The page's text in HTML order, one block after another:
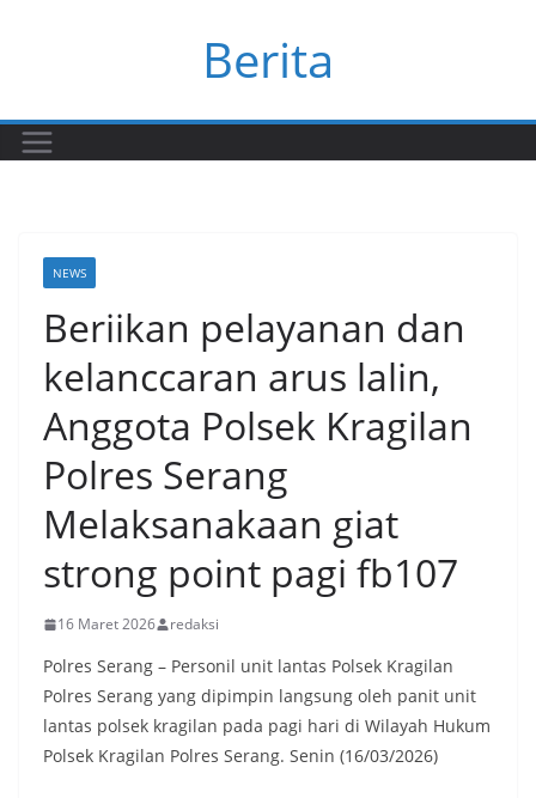
Berita
NEWS
Beriikan pelayanan dan
kelanccaran arus lalin,
Anggota Polsek Kragilan
Polres Serang
Melaksanakaan giat
strong point pagi fb107
16 Maret 2026 redaksi
Polres Serang – Personil unit lantas Polsek Kragilan
Polres Serang yang dipimpin langsung oleh panit unit
lantas polsek kragilan pada pagi hari di Wilayah Hukum
Polsek Kragilan Polres Serang. Senin (16/03/2026)